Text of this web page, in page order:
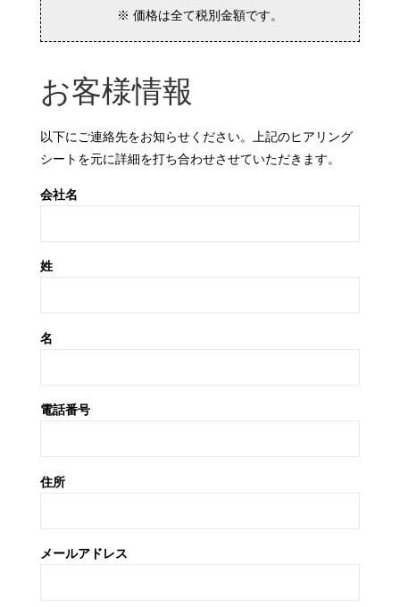
※ 価格は全て税別金額です。
お客様情報
以下にご連絡先をお知らせください。上記のヒアリング
シートを元に詳細を打ち合わせさせていただきます。
会社名
姓
名
電話番号
住所
メールアドレス